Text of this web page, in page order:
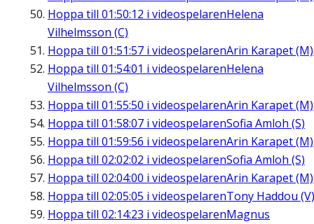
Hoppa till 01:50:12 i videospelarenHelena
Vilhelmsson (C)
Hoppa till 01:51:57 i videospelarenArin Karapet (M)
Hoppa till 01:54:01 i videospelarenHelena
Vilhelmsson (C)
Hoppa till 01:55:50 i videospelarenArin Karapet (M)
Hoppa till 01:58:07 i videospelarenSofia Amloh (S)
Hoppa till 01:59:56 i videospelarenArin Karapet (M)
Hoppa till 02:02:02 i videospelarenSofia Amloh (S)
Hoppa till 02:04:00 i videospelarenArin Karapet (M)
Hoppa till 02:05:05 i videospelarenTony Haddou (V)
Hoppa till 02:14:23 i videospelarenMagnus